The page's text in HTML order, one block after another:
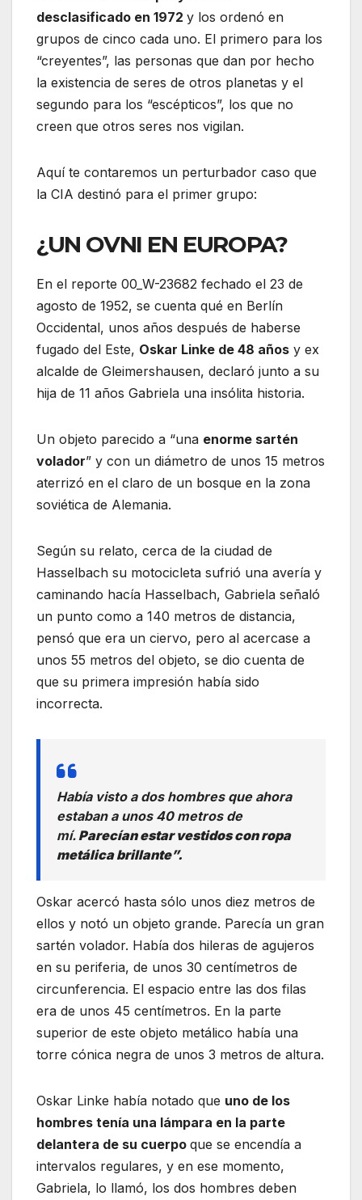
desclasificado en 1972 y los ordenó en
grupos de cinco cada uno. El primero para los
“creyentes”, las personas que dan por hecho
la existencia de seres de otros planetas y el
segundo para los “escépticos”, los que no
creen que otros seres nos vigilan.
Aquí te contaremos un perturbador caso que
la CIA destinó para el primer grupo:
¿UN OVNI EN EUROPA?
En el reporte 00_W-23682 fechado el 23 de
agosto de 1952, se cuenta qué en Berlín
Occidental, unos años después de haberse
fugado del Este, Oskar Linke de 48 años y ex
alcalde de Gleimershausen, declaró junto a su
hija de 11 años Gabriela una insólita historia.
Un objeto parecido a “una enorme sartén
volador” y con un diámetro de unos 15 metros
aterrizó en el claro de un bosque en la zona
soviética de Alemania.
Según su relato, cerca de la ciudad de
Hasselbach su motocicleta sufrió una avería y
caminando hacía Hasselbach, Gabriela señaló
un punto como a 140 metros de distancia,
pensó que era un ciervo, pero al acercase a
unos 55 metros del objeto, se dio cuenta de
que su primera impresión había sido
incorrecta.
Había visto a dos hombres que ahora
estaban a unos 40 metros de
mí. Parecían estar vestidos con ropa
metálica brillante”.
Oskar acercó hasta sólo unos diez metros de
ellos y notó un objeto grande. Parecía un gran
sartén volador. Había dos hileras de agujeros
en su periferia, de unos 30 centímetros de
circunferencia. El espacio entre las dos filas
era de unos 45 centímetros. En la parte
superior de este objeto metálico había una
torre cónica negra de unos 3 metros de altura.
Oskar Linke había notado que uno de los
hombres tenía una lámpara en la parte
delantera de su cuerpo que se encendía a
intervalos regulares, y en ese momento,
Gabriela, lo llamó, los dos hombres deben